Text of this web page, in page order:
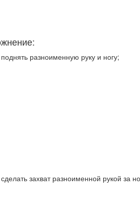
поднять разноименную руку и ногу;
сделать захват разноименной рукой за